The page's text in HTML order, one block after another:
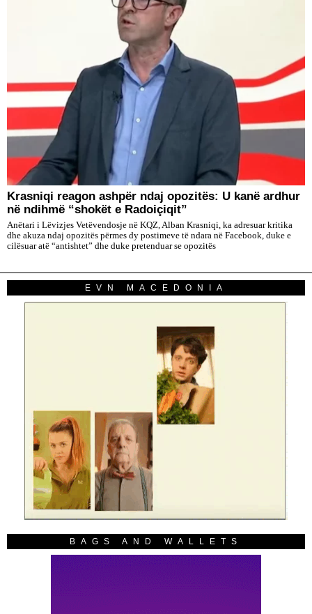
​Krasniqi reagon ashpër ndaj opozitës: U kanë ardhur
në ndihmë “shokët e Radoiçiqit”
Anëtari i Lëvizjes Vetëvendosje në KQZ, Alban Krasniqi, ka adresuar kritika
dhe akuza ndaj opozitës përmes dy postimeve të ndara në Facebook, duke e
cilësuar atë “antishtet” dhe duke pretenduar se opozitës
EVN MACEDONIA
BAGS AND WALLETS